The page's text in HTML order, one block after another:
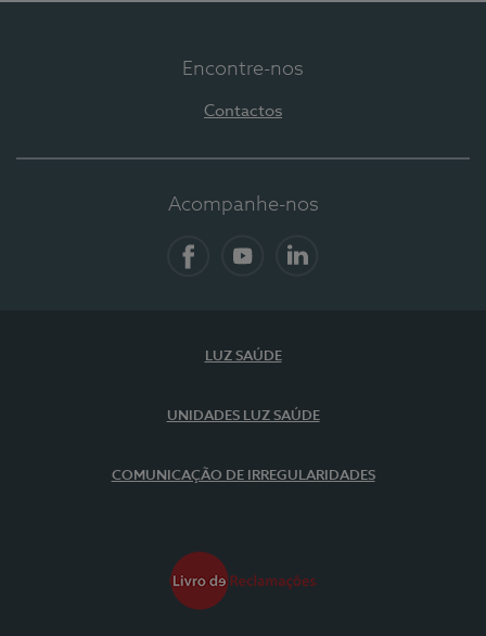
Encontre-nos
Contactos
Acompanhe-nos
LUZ SAÚDE
UNIDADES LUZ SAÚDE
COMUNICAÇÃO DE IRREGULARIDADES